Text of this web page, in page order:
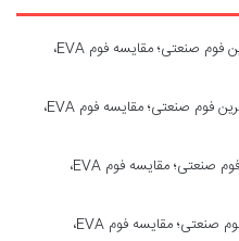
راهنمای انتخاب بهترین فوم صنعتی؛ مقایسه فوم EVA،
راهنمای انتخاب بهترین فوم صنعتی؛ مقایسه فوم EVA،
راهنمای انتخاب بهترین فوم صنعتی؛ مقایسه فوم EVA،
راهنمای انتخاب بهترین فوم صنعتی؛ مقایسه فوم EVA،